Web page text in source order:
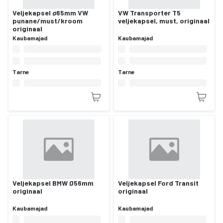
Veljekapsel ø65mm VW
punane/must/kroom
originaal
Kaubamajad
Tarne
VW Transporter T5
veljekapsel, must, originaal
Kaubamajad
Tarne
Veljekapsel BMW Ø56mm
originaal
Kaubamajad
Veljekapsel Ford Transit
originaal
Kaubamajad